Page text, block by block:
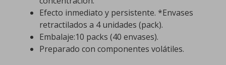
Efecto inmediato y persistente. *Envases
retractilados a 4 unidades (pack).
Embalaje:10 packs (40 envases).
Preparado con componentes volátiles.